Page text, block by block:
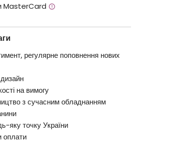
MasterCard
регулярне поповнення нових
на вимогу
з сучасним обладнанням
яку точку України
оплати